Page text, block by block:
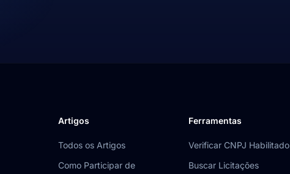
Artigos
Todos os Artigos
Como Participar de
Ferramentas
Verificar CNPJ Habilitado
Buscar Licitações